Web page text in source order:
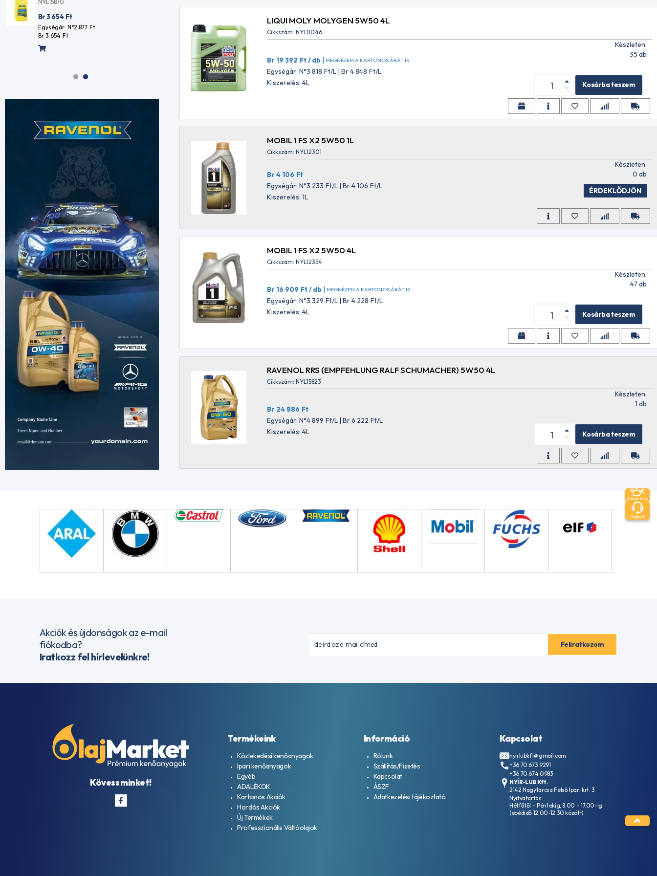
Br 3 097
Egységár: N°2 438
Br 3 097 Ft Br 3 654 Ft
Egységár: N°2 877
Ft
Br 3 654 Ft
Br 3 097 Ft
Egységár: N°2 438
Br 3 097
LIQUI MOLY MOLYGEN 5W50 4L
Cikkszám: NYL11046
Br 19 392 Ft/ db | MEGNÉZEM A KARTONOS ÁRÁT IS
Egységár: N°3 818 Ft/L | Br 4 848 Ft/L
Kiszerelés: 4L
Készleten:
35 db
Kosárba teszem
MOBIL 1 FS X2 5W50 1L
Cikkszám: NYL12301
Br 4 106 Ft
Egységár: N°3 233 Ft/L | Br 4 106 Ft/L
Kiszerelés: 1L
Készleten:
0 db
ÉRDEKLŐDJÖN
MOBIL 1 FS X2 5W50 4L
Cikkszám: NYL12354
Br 16 909 Ft/ db | MEGNÉZEM A KARTONOS ÁRÁT IS
Egységár: N°3 329 Ft/L | Br 4 228 Ft/L
Kiszerelés: 4L
Készleten:
47 db
Kosárba teszem
RAVENOL RRS (EMPFEHLUNG RALF SCHUMACHER) 5W50 4L
Cikkszám: NYL15823
Br 24 886 Ft
Egységár: N°4 899 Ft/L | Br 6 222 Ft/L
Kiszerelés: 4L
Készleten:
1 db
Kosárba teszem
Akciók és újdonságok az e-mail
fiókodba?
Iratkozz fel hírlevelünkre!
Kövess minket!
Termékeink
Közlekedési kenőanyagok
Ipari kenőanyagok
Egyéb
ADALÉKOK
Kartonos Akciók
Hordós Akciók
Új Termékek
Professzionális Váltóolajok
Információ
Rólunk
Szállítás/Fizetés
Kapcsolat
ÁSZF
Adatkezelési tájékoztató
Kapcsolat
nyirlubkft@gmail.com
+36 70 673 9291
+36 70 674 0983
NYÍR-LUB Kft.
2142 Nagytarcsa Felső Ipari krt. 3
Nyitvatartás:
Hétfőtől – Péntekig, 8.00 – 17.00-ig
(ebédidő 12.00-12.30 között)
Olajkereső
Support